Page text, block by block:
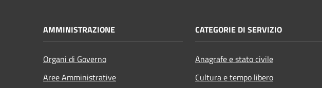
AMMINISTRAZIONE
Organi di Governo
Aree Amministrative
CATEGORIE DI SERVIZIO
Anagrafe e stato civile
Cultura e tempo libero